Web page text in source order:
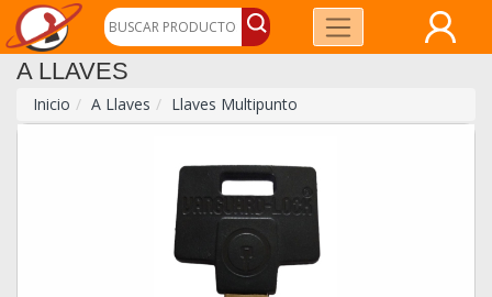
A LLAVES
Inicio A Llaves Llaves Multipunto